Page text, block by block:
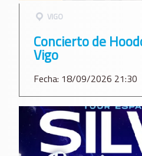
VIGO
Concierto de
Vigo
Fecha: 18/09/2026 21:30